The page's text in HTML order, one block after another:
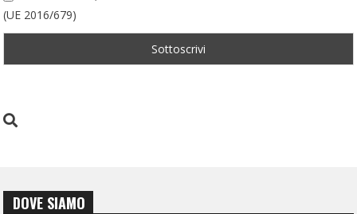
(UE 2016/679)
DOVE SIAMO